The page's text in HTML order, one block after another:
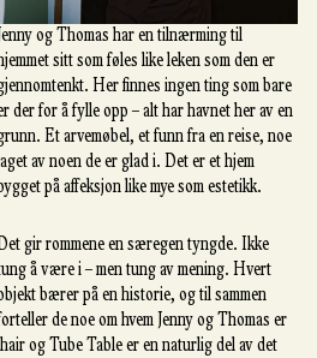
og Thomas har en tilnærming til
sitt som føles like leken som den er
Her finnes ingen ting som bare
der for å fylle opp – alt har havnet her av en
Et arvemøbel, et funn fra en reise, noe
av noen de er glad i. Det er et hjem
på affeksjon like mye som estetikk.
gir rommene en særegen tyngde. Ikke
å være i – men tung av mening. Hvert
bærer på en historie, og til sammen
de noe om hvem Jenny og Thomas er
og Tube Table er en naturlig del av det